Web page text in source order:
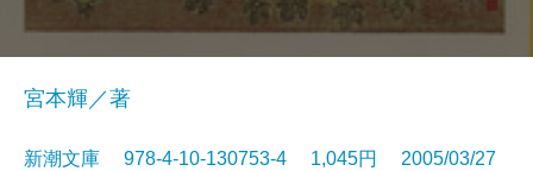
宮本輝／著
新潮文庫 978-4-10-130753-4 1,045円 2005/03/27